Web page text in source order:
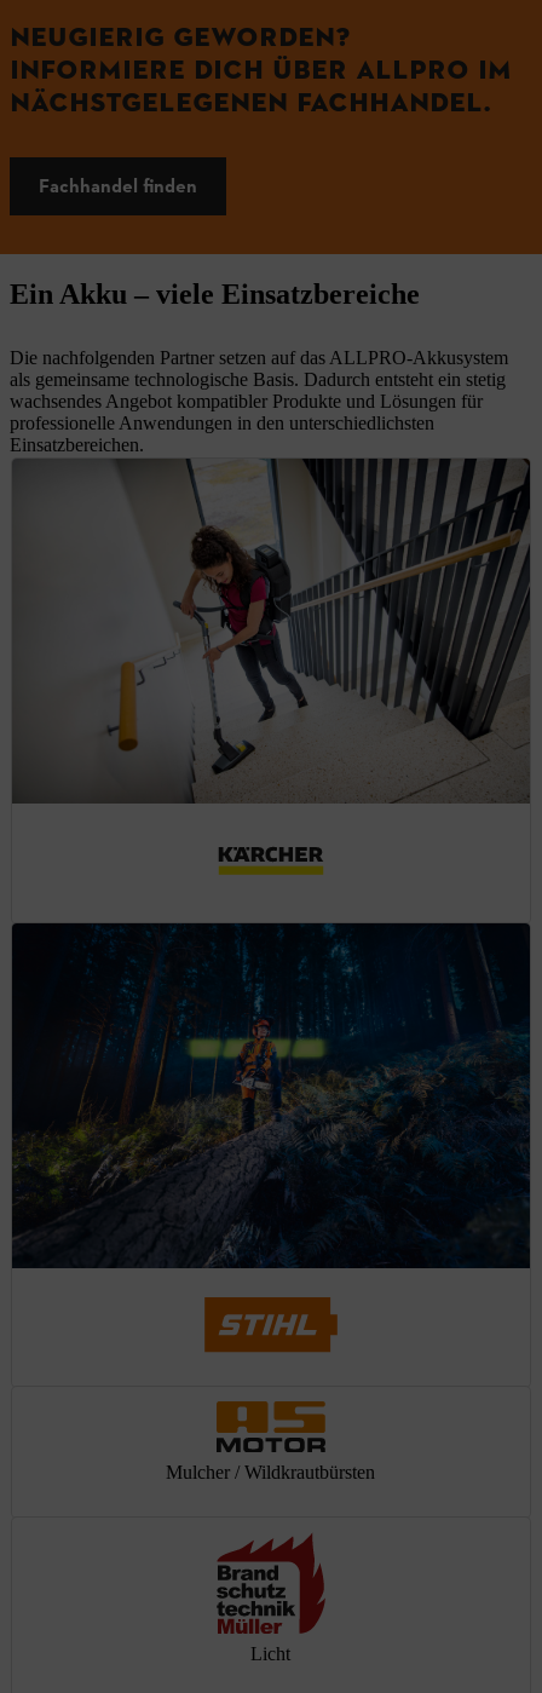
NEUGIERIG GEWORDEN?
INFORMIERE DICH ÜBER ALLPRO IM
NÄCHSTGELEGENEN FACHHANDEL.
Fachhandel finden
Ein Akku – viele Einsatzbereiche
Die nachfolgenden Partner setzen auf das ALLPRO-Akkusystem
als gemeinsame technologische Basis. Dadurch entsteht ein stetig
wachsendes Angebot kompatibler Produkte und Lösungen für
professionelle Anwendungen in den unterschiedlichsten
Einsatzbereichen.
Mulcher / Wildkrautbürsten
Licht